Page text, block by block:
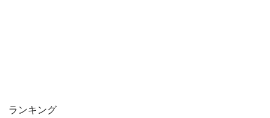
ランキング